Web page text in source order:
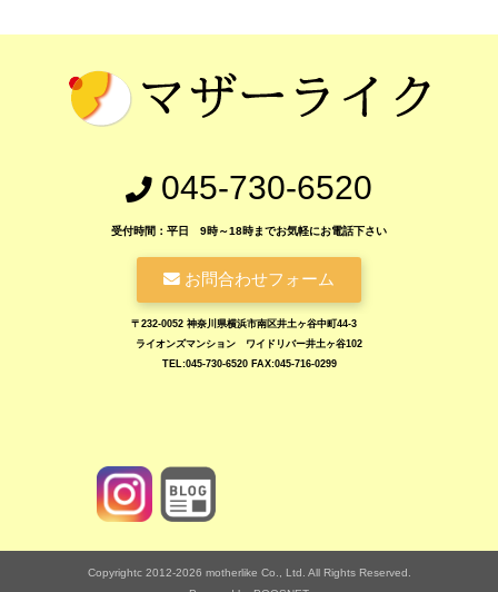
045-730-6520
受付時間：平日 9時～18時までお気軽にお電話下さい
お問合わせフォーム
〒232-0052 神奈川県横浜市南区井土ヶ谷中町44-3
ライオンズマンション ワイドリバー井土ヶ谷102
TEL:045-730-6520 FAX:045-716-0299
Copyrightc 2012-2026 motherlike Co., Ltd. All Rights Reserved.